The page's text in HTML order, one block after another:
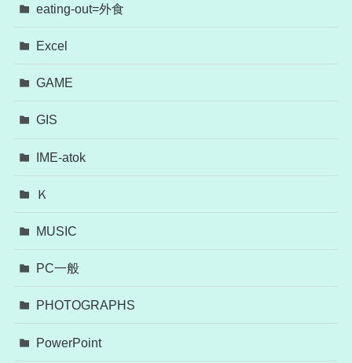
eating-out=外食
Excel
GAME
GIS
IME-atok
Ｋ
MUSIC
PC一般
PHOTOGRAPHS
PowerPoint